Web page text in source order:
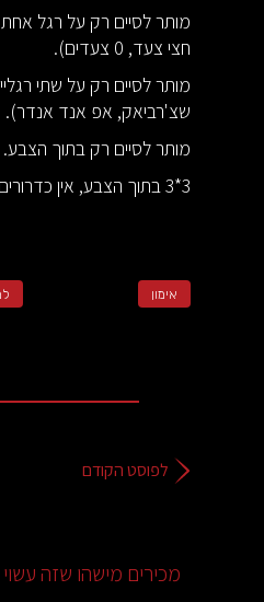
חצי צעד, 0 צעדים).
מותר לסיים רק על שתי
שצ'רביאק, אפ אנד אנדר).
מותר לסיים רק בתוך הצבע.
3*3 בתוך הצבע, אין כדרורים.
אימון
לפוסט הקודם
מכירים מישהו שזה